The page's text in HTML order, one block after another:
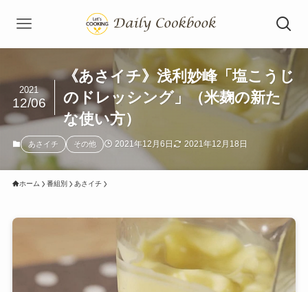
《あさイチ》浅利妙峰「塩こうじ
のドレッシング」（米麹の新た
な使い方）
2021
12/06
あさイチ その他 2021年12月6日 2021年12月18日
ホーム 番組別 あさイチ